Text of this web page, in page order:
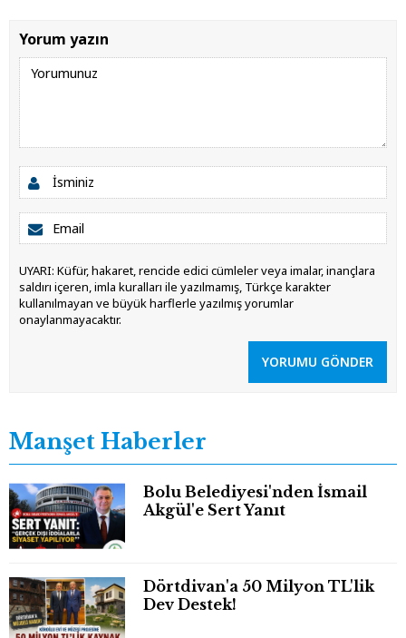
Yorum yazın
UYARI: Küfür, hakaret, rencide edici cümleler veya imalar, inançlara
saldırı içeren, imla kuralları ile yazılmamış, Türkçe karakter
kullanılmayan ve büyük harflerle yazılmış yorumlar
onaylanmayacaktır.
YORUMU GÖNDER
Manşet Haberler
Bolu Belediyesi'nden İsmail
Akgül'e Sert Yanıt
Dörtdivan'a 50 Milyon TL'lik
Dev Destek!